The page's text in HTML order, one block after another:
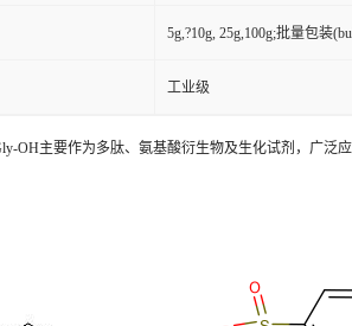
5g,?10g, 25g,100g;批量包装
工业级
OH主要作为多肽、氨基酸衍生物及生化试剂，广